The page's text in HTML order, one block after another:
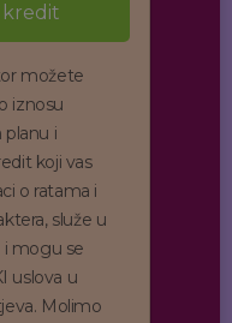
kredit
možete
iznosu
i
koji vas
o ratama i
služe u
i mogu se
uslova u
Molimo